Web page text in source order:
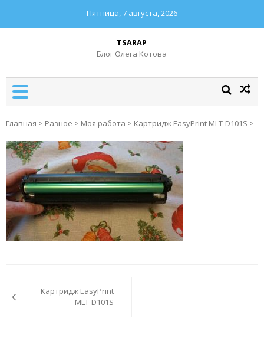
Пятница, 7 августа, 2026
TSARAP
Блог Олега Котова
Главная > Разное > Моя работа > Картридж EasyPrint MLT-D101S >
записямКартридж EasyPrint
MLT-D101S